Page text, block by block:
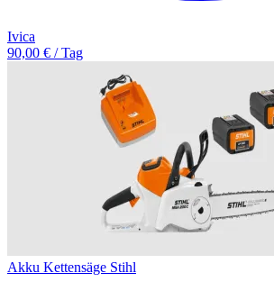
Ivica
90,00 € / Tag
Akku Kettensäge Stihl